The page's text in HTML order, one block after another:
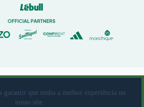
garantir que tenha a melhor experiência no
nosso site.
Clube Desenvolvido porbrandit